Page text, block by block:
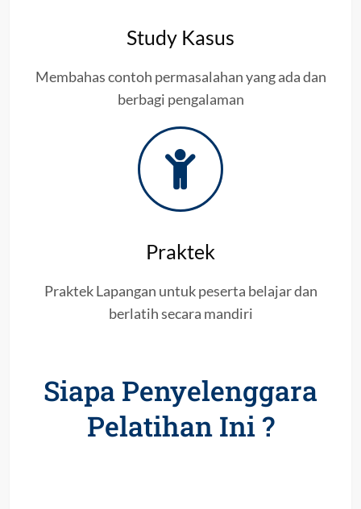
Study Kasus
Membahas contoh permasalahan yang ada dan
berbagi pengalaman
Praktek
Praktek Lapangan untuk peserta belajar dan
berlatih secara mandiri
Siapa Penyelenggara
Pelatihan Ini ?